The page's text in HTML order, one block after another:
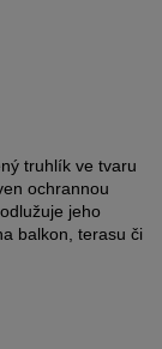
truhlík ve tvaru
ochrannou
jeho
balkon, terasu či